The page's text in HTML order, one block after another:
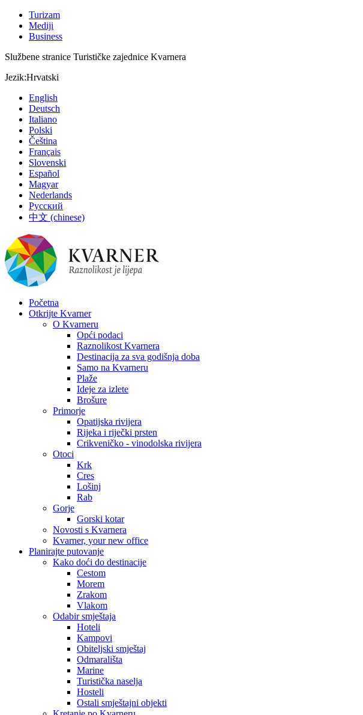
Turizam
Mediji
Business
Službene stranice Turističke zajednice Kvarnera
Jezik:Hrvatski
English
Deutsch
Italiano
Polski
Čeština
Français
Slovenski
Español
Magyar
Nederlands
Русский
中文 (chinese)
Početna
Otkrijte Kvarner
O Kvarneru
Opći podaci
Raznolikost Kvarnera
Destinacija za sva godišnja doba
Samo na Kvarneru
Plaže
Ideje za izlete
Brošure
Primorje
Opatijska rivijera
Rijeka i riječki prsten
Crikveničko - vinodolska rivijera
Otoci
Krk
Cres
Lošinj
Rab
Gorje
Gorski kotar
Novosti s Kvarnera
Kvarner, your new office
Planirajte putovanje
Kako doći do destinacije
Cestom
Morem
Zrakom
Vlakom
Odabir smještaja
Hoteli
Kampovi
Obiteljski smještaj
Odmarališta
Marine
Turistička naselja
Hosteli
Ostali smještajni objekti